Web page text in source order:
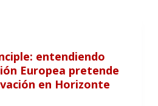
entendiendo
Europea pretende
en Horizonte